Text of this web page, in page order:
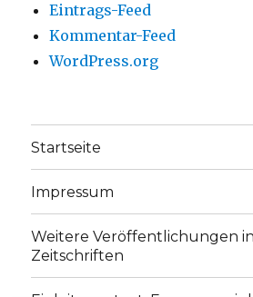
Eintrags-Feed
Kommentar-Feed
WordPress.org
Startseite
Impressum
Weitere Veröffentlichungen
Zeitschriften